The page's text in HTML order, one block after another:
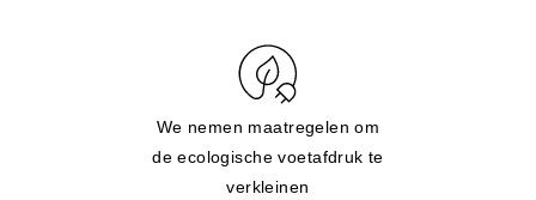
We nemen maatregelen om
de ecologische voetafdruk te
verkleinen